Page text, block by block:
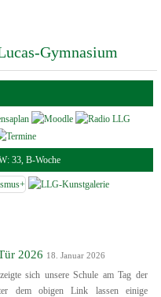
Gymnasium
33, B-Woche
2026 18. Januar 2026
sich unsere Schule am Tag der
dem obigen Link lassen einige